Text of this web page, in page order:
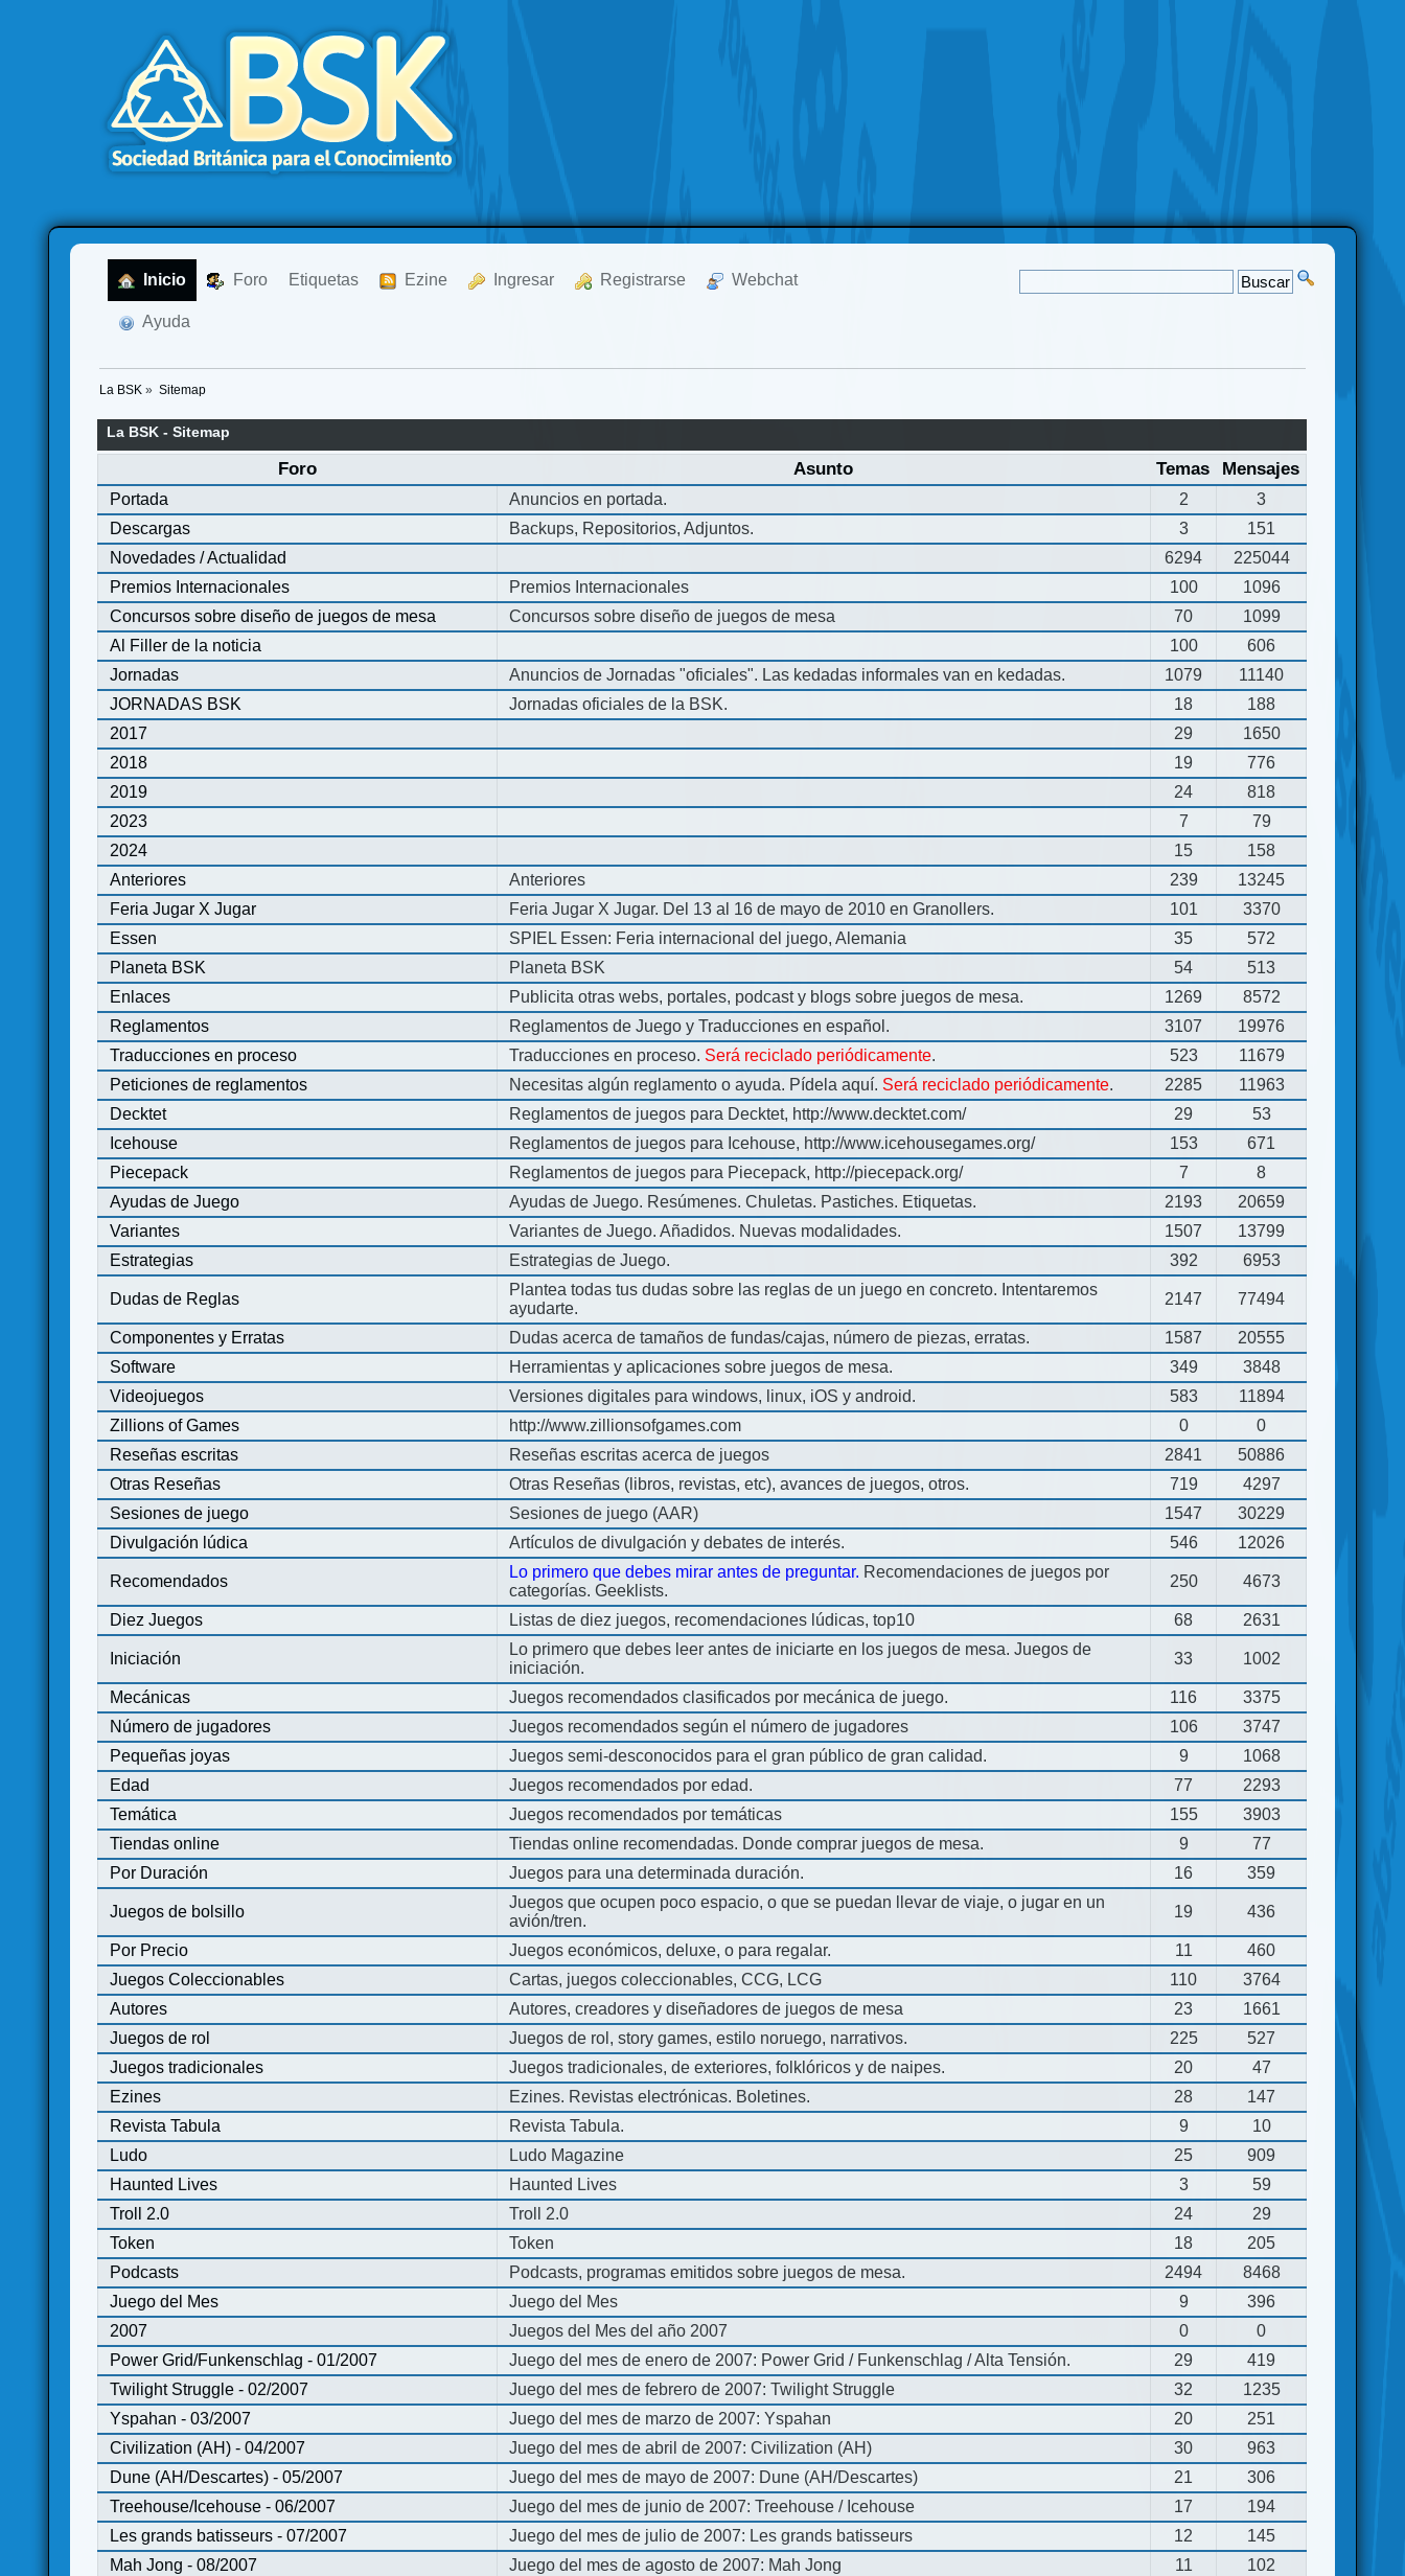
Inicio Foro Etiquetas Ezine Ingresar Registrarse Webchat
Ayuda
La BSK » Sitemap
La BSK - Sitemap
Foro Asunto Temas Mensajes
Portada Anuncios en portada. 2
3
Descargas
Backups, Repositorios, Adjuntos. 3
151
Novedades / Actualidad
6294
225044
Premios Internacionales
Premios Internacionales 100
1096
Concursos sobre diseño de juegos de mesa
Concursos sobre diseño de juegos de mesa 70
1099
Al Filler de la noticia
100
606
Jornadas
Anuncios de Jornadas "oficiales". Las kedadas informales van en kedadas. 1079
11140
JORNADAS BSK
Jornadas oficiales de la BSK. 18
188
2017
29
1650
2018
19
776
2019
24
818
2023
7
79
2024
15
158
Anteriores
Anteriores 239
13245
Feria Jugar X Jugar
Feria Jugar X Jugar. Del 13 al 16 de mayo de 2010 en Granollers. 101
3370
Essen
SPIEL Essen: Feria internacional del juego, Alemania 35
572
Planeta BSK
Planeta BSK 54
513
Enlaces
Publicita otras webs, portales, podcast y blogs sobre juegos de mesa. 1269
8572
Reglamentos
Reglamentos de Juego y Traducciones en español. 3107
19976
Traducciones en proceso
Traducciones en proceso. Será reciclado periódicamente. 523
11679
Peticiones de reglamentos
Necesitas algún reglamento o ayuda. Pídela aquí. Será reciclado periódicamente. 2285
11963
Decktet
Reglamentos de juegos para Decktet, http://www.decktet.com/ 29
53
Icehouse
Reglamentos de juegos para Icehouse, http://www.icehousegames.org/ 153
671
Piecepack
Reglamentos de juegos para Piecepack, http://piecepack.org/ 7
8
Ayudas de Juego
Ayudas de Juego. Resúmenes. Chuletas. Pastiches. Etiquetas. 2193
20659
Variantes
Variantes de Juego. Añadidos. Nuevas modalidades. 1507
13799
Estrategias
Estrategias de Juego. 392 6953
Dudas de Reglas
Plantea todas tus dudas sobre las reglas de un juego en concreto. Intentaremos
ayudarte.
2147 77494
Componentes y Erratas Dudas acerca de tamaños de fundas/cajas, número de piezas, erratas. 1587
20555
Software
Herramientas y aplicaciones sobre juegos de mesa. 349
3848
Videojuegos
Versiones digitales para windows, linux, iOS y android. 583
11894
Zillions of Games
http://www.zillionsofgames.com 0
0
Reseñas escritas
Reseñas escritas acerca de juegos 2841
50886
Otras Reseñas
Otras Reseñas (libros, revistas, etc), avances de juegos, otros. 719
4297
Sesiones de juego
Sesiones de juego (AAR) 1547
30229
Divulgación lúdica
Artículos de divulgación y debates de interés. 546 12026
Recomendados
Lo primero que debes mirar antes de preguntar. Recomendaciones de juegos por
categorías. Geeklists.
250 4673
Diez Juegos Listas de diez juegos, recomendaciones lúdicas, top10 68 2631
Iniciación
Lo primero que debes leer antes de iniciarte en los juegos de mesa. Juegos de
iniciación.
33 1002
Mecánicas Juegos recomendados clasificados por mecánica de juego. 116
3375
Número de jugadores
Juegos recomendados según el número de jugadores 106
3747
Pequeñas joyas
Juegos semi-desconocidos para el gran público de gran calidad. 9
1068
Edad
Juegos recomendados por edad. 77
2293
Temática
Juegos recomendados por temáticas 155
3903
Tiendas online
Tiendas online recomendadas. Donde comprar juegos de mesa. 9
77
Por Duración
Juegos para una determinada duración. 16 359
Juegos de bolsillo
Juegos que ocupen poco espacio, o que se puedan llevar de viaje, o jugar en un
avión/tren.
19 436
Por Precio Juegos económicos, deluxe, o para regalar. 11
460
Juegos Coleccionables
Cartas, juegos coleccionables, CCG, LCG 110
3764
Autores
Autores, creadores y diseñadores de juegos de mesa 23
1661
Juegos de rol
Juegos de rol, story games, estilo noruego, narrativos. 225
527
Juegos tradicionales
Juegos tradicionales, de exteriores, folklóricos y de naipes. 20
47
Ezines
Ezines. Revistas electrónicas. Boletines. 28
147
Revista Tabula
Revista Tabula. 9
10
Ludo
Ludo Magazine 25
909
Haunted Lives
Haunted Lives 3
59
Troll 2.0
Troll 2.0 24
29
Token
Token 18
205
Podcasts
Podcasts, programas emitidos sobre juegos de mesa. 2494
8468
Juego del Mes
Juego del Mes 9
396
2007
Juegos del Mes del año 2007 0
0
Power Grid/Funkenschlag - 01/2007
Juego del mes de enero de 2007: Power Grid / Funkenschlag / Alta Tensión. 29
419
Twilight Struggle - 02/2007
Juego del mes de febrero de 2007: Twilight Struggle 32
1235
Yspahan - 03/2007
Juego del mes de marzo de 2007: Yspahan 20
251
Civilization (AH) - 04/2007
Juego del mes de abril de 2007: Civilization (AH) 30
963
Dune (AH/Descartes) - 05/2007
Juego del mes de mayo de 2007: Dune (AH/Descartes) 21
306
Treehouse/Icehouse - 06/2007
Juego del mes de junio de 2007: Treehouse / Icehouse 17
194
Les grands batisseurs - 07/2007
Juego del mes de julio de 2007: Les grands batisseurs 12
145
Mah Jong - 08/2007
Juego del mes de agosto de 2007: Mah Jong 11
102